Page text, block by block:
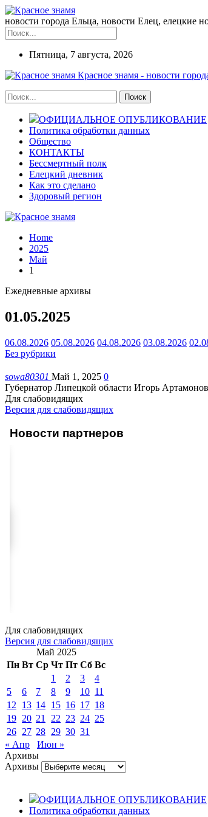
новости города Ельца, новости Елец, елецкие
Пятница, 7 августа, 2026
Красное знамя - новости
ОФИЦИАЛЬНОЕ ОПУБЛИКОВАНИЕ
Политика обработки данных
Общество
КОНТАКТЫ
Бессмертный полк
Елецкий дневник
Как это сделано
Здоровый регион
Home
2025
Май
1
Ежедневные архивы
01.05.2025
06.08.2026 05.08.2026 04.08.2026 03.08.2026
Без рубрики
sowa80301 Май 1, 2025 0
Губернатор Липецкой области Игорь
Для слабовидящих
Версия для слабовидящих
Новости партнеров
Для слабовидящих
Версия для слабовидящих
Май 2025
Пн Вт Ср Чт Пт Сб Вс
1
2 3
4
5
6 7 8 9 10 11
12
13 14 15 16 17 18
19 20 21 22 23 24 25
26 27 28 29 30 31
« Апр
Июн »
Архивы
Архивы
ОФИЦИАЛЬНОЕ ОПУБЛИКОВАНИЕ
Политика обработки данных